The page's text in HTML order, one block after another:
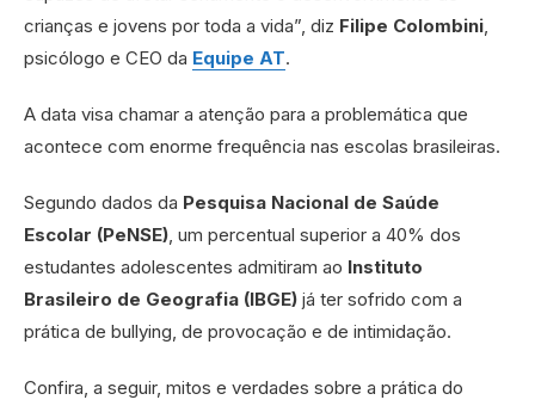
crianças e jovens por toda a vida”, diz Filipe Colombini
psicólogo e CEO da Equipe AT.
A data visa chamar a atenção para a problemática que
acontece com enorme frequência nas escolas brasileiras.
Segundo dados da Pesquisa Nacional de Saúde
Escolar (PeNSE) , um percentual superior a 40% dos
estudantes adolescentes admitiram ao Instituto
Brasileiro de Geografia (IBGE) já ter sofrido com a
prática de bullying, de provocação e de intimidação.
Confira, a seguir, mitos e verdades sobre a prática do